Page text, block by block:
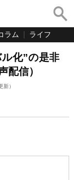
ラム ライフ
化”の是非
配信）
新）